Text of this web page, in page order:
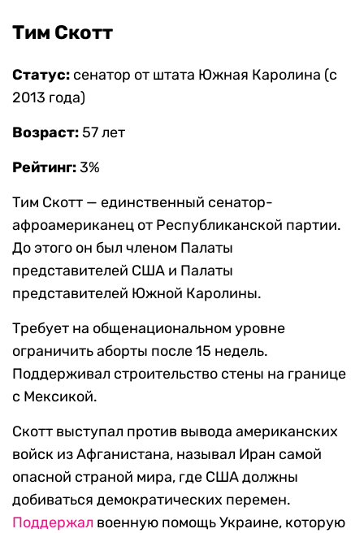
Тим Скотт
Статус: сенатор от штата Южная Каролина (с
2013 года)
Возраст: 57 лет
Рейтинг:3%
Тим Скотт — единственный сенатор-
афроамериканец от Республиканской партии.
До этого он был членом Палаты
представителей США и Палаты
представителей Южной Каролины.
Требует на общенациональном уровне
ограничить аборты после 15 недель.
Поддерживал строительство стены на границе
с Мексикой.
Скотт выступал против вывода американских
войск из Афганистана, называл Иран самой
опасной страной мира, где США должны
добиваться демократических перемен.
Поддержал военную помощь Украине, которую